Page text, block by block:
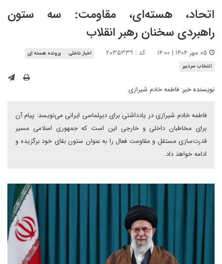
اتحاد، هسته‌ای، مقاومت: سه ستون
راهبردی سخنان رهبر انقلاب
کد : ۲۰۳۵۳۳۹ اخبار داخلی
پرونده هسته ای
انتخاب سردبیر
نویسنده خبر: فاطمه خادم شیرازی
فاطمه خادم شیرازی در یادداشتی برای دیپلماسی ایرانی می‌نویسد: پیام آن
برای مخاطبان داخلی و خارجی این است که جمهوری اسلامی مسیر
قدرت‌سازی مستقل و مقاومت فعال را به عنوان ستون بقای خود برگزیده و
ادامه خواهد داد.